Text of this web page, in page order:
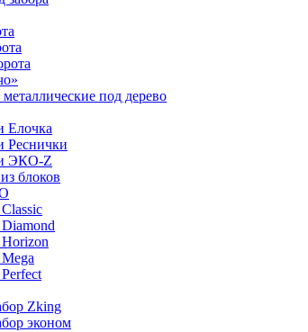
под дерево
Елочка
Реснички
ЭКО-Z
блоков
Zking
эконом